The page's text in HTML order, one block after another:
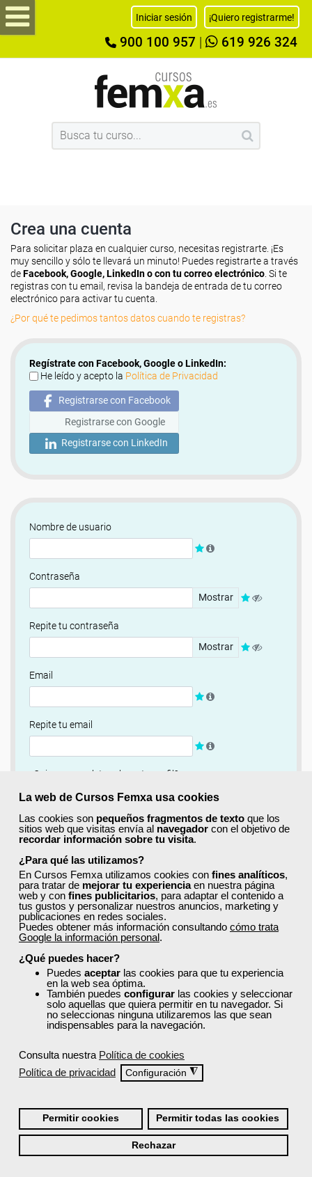
La web de Cursos Femxa usa cookies
Las cookies son pequeños fragmentos de texto que los
sitios web que visitas envía al navegador con el objetivo de
recordar información sobre tu visita.
¿Para qué las utilizamos?
En Cursos Femxa utilizamos cookies con fines analíticos,
para tratar de mejorar tu experienciaen nuestra página
web y con fines publicitarios, para adaptar el contenido a
tus gustos y personalizar nuestros anuncios, marketing y
publicaciones en redes sociales.
Puedes obtener más información consultando cómo trata
Google la información personal.
¿Qué puedes hacer?
Puedes aceptar las cookies para que tu experiencia
en la web sea óptima.
También puedes configurar las cookies y seleccionar
solo aquellas que quiera permitir en tu navegador. Si
no seleccionas ninguna utilizaremos las que sean
indispensables para la navegación.
Consulta nuestra Política de cookies
Política de privacidad
Configuración ◮
Permitir cookies Permitir todas las cookies
Rechazar
Iniciar sesión ¡Quiero registrarme!
900 100 957 619 926 324
Crea una cuenta
Para solicitar plaza en cualquier curso, necesitas registrarte. ¡Es
muy sencillo y sólo te llevará un minuto! Puedes registrarte a través
deFacebook, Google, LinkedIn o con tu correo electrónico . Si te
registras con tu email, revisa la bandeja de entrada de tu correo
electrónico para activar tu cuenta.
¿Por qué te pedimos tantos datos cuando te registras?
Regístrate con Facebook, Google o LinkedIn:
He leído y acepto la Política de Privacidad
Registrarse con Facebook
Registrarse con Google
Registrarse con LinkedIn
Nombre de usuario
Contraseña
Mostrar
Repite tu contraseña
Mostrar
Email
Repite tu email
¿Quieres completar ahora tu perfil?
Si
No, completaré mi perfil más adelante
Newsletter
Si, quiero recibir información sobre cursos, ofertas
exclusivas y recursos para el aprendizaje.
Términos y condiciones
He leído y acepto la Política de Privacidad
Registrarse
Quiénes Somos:
Especialistas en consultoría y formación para el empleo
Nuestro objetivo diario es, única y exclusivamente, ayudarte a
conseguir tus metas profesionales ofreciéndote los mejores